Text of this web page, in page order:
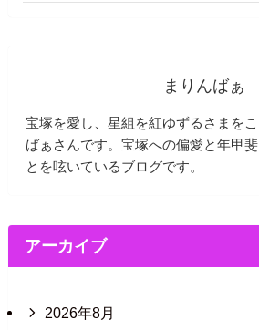
まりんばぁ
宝塚を愛し、星組を紅ゆずるさまを
ばぁさんです。宝塚への偏愛と年甲
とを呟いているブログです。
アーカイブ
2026年8月